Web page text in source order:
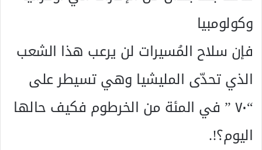
وكولومبيا
فإن سلاح المُسيرات لن يرعب هذا الشعب
الذي تحدّى المليشيا وهي تسيطر على
“٧٠ ” في المئة من الخرطوم فكيف حالها
اليوم؟!.